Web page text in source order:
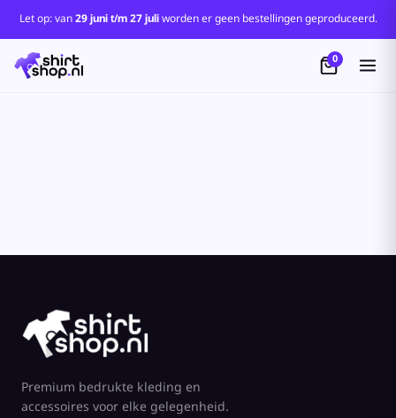
Let op: van29 juni t/m 27 juliworden er geen bestellingen geproduceerd.
0
Premium bedrukte kleding en
accessoires voor elke gelegenheid.
Standaard
Price: Lowest First
Price: Highest First